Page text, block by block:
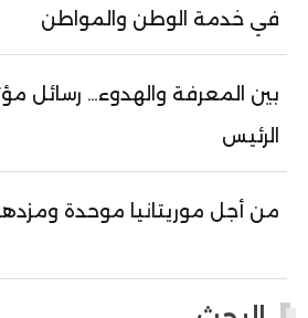
أحمد ولد علال
أحمد ولد محمد ديدي
أحمد ولد نافع
أحمد ولد يحيى
أحمدا كلي
أحمدسالم ولد العربي
في خدمة الوطن والمواطن
بين المعرفة والهدوء… رسائل
الرئيس
من أجل موريتانيا موحدة